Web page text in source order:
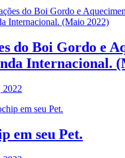
do Boi Gordo e
Internacional.
2022
em seu Pet.